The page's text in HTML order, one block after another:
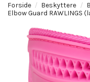
Forside Beskyttere
Elbow Guard RAWLINGS